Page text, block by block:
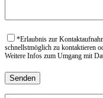
*Erlaubnis zur
schnellstmöglich zu kontaktieren
Weitere Infos zum Umgang mit